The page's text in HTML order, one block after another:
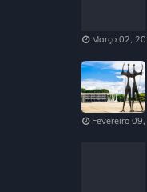
Março 02,
Fevereiro